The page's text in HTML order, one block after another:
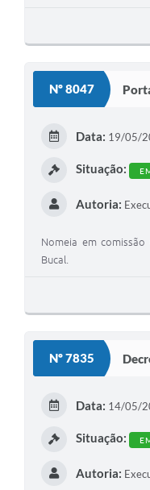
Nº 8047
Data: 19/05/
Situação:
Autoria:
Nomeia em
Bucal.
Nº 7835
Data: 14/05/
Situação:
Autoria: